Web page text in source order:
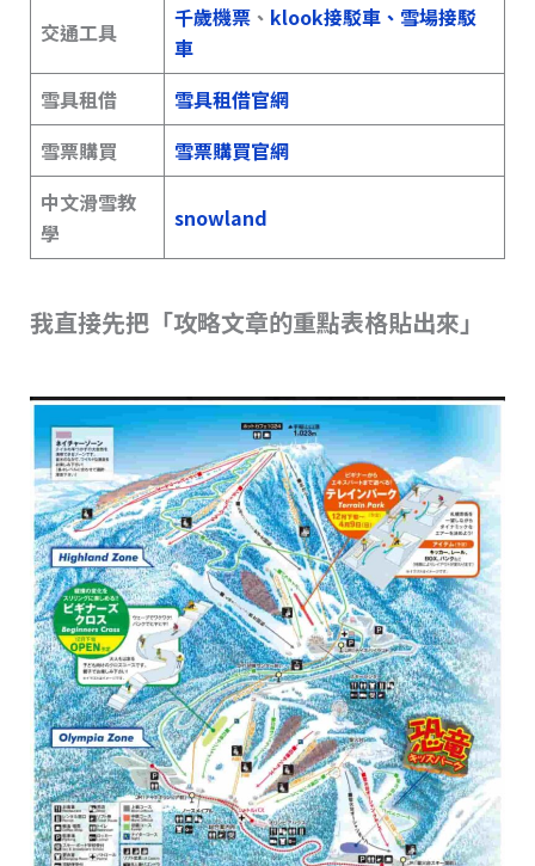
交通工具
千歲機票、 klook接駁車、 雪場接駁
車
雪具租借
雪具租借官網
雪票購買
雪票購買官網
中文滑雪教
學
snowland
我直接先把「攻略文章的重點表格貼出來」